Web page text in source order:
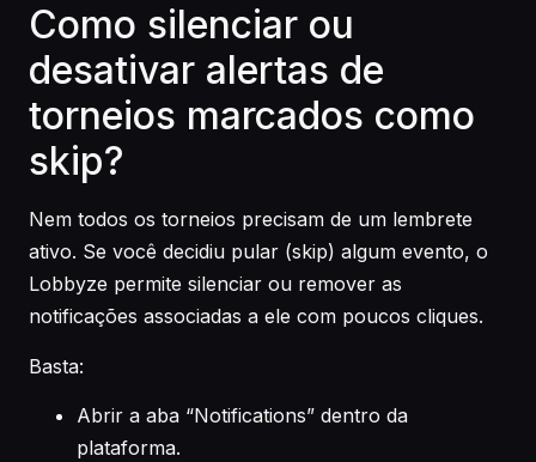
Como silenciar ou
desativar alertas de
torneios marcados como
skip?
Nem todos os torneios precisam de um lembrete
ativo. Se você decidiu pular (skip) algum evento, o
Lobbyze permite silenciar ou remover as
notificações associadas a ele com poucos cliques.
Basta:
Abrir a aba “Notifications” dentro da
plataforma.